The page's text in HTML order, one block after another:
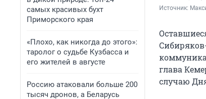
самых красивых бухт
Приморского края
«Плохо, как никогда до этого»:
таролог о судьбе Кузбасса и
его жителей в августе
Россию атаковали больше 200
тысяч дронов, а Беларусь
Источник:
глава
случаю